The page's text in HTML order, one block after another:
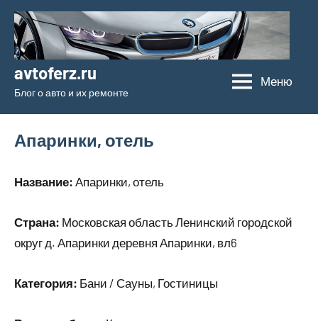
Перейти
содержимому
avtoferz.ru
Блог о авто и их ремонте
Меню
Апаринки, отель
Название: Апаринки, отель
Страна: Московская область Ленинский городской
округ д. Апаринки деревня Апаринки, вл6
Категория: Бани / Сауны, Гостиницы